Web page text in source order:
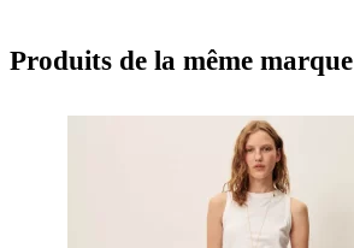
Produits de la même marque